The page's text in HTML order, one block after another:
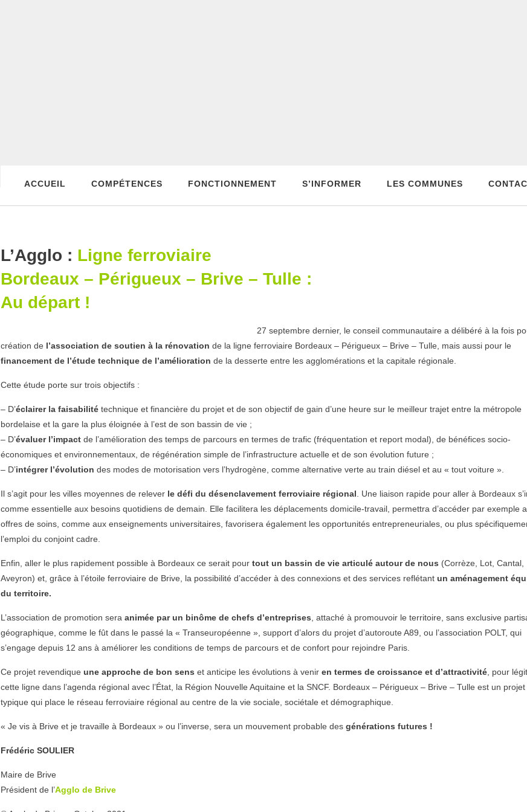
ACCUEIL COMPÉTENCES FONCTIONNEMENT S’INFORMER LES COMMUNES
L’Agglo : Ligne ferroviaire
Bordeaux – Périgueux – Brive – Tulle :
Au départ !
27 septembre dernier, le conseil communautaire a délibéré à la fois
création de l’association de soutien à la rénovation de la ligne ferroviaire Bordeaux – Périgueux – Brive – Tulle, mais aussi pour le
financement de l’étude technique de l’amélioration de la desserte entre les agglomérations et la capitale régionale.
Cette étude porte sur trois objectifs :
– D’éclairer la faisabilitétechnique et financière du projet et de son objectif de gain d’une heure sur le meilleur trajet entre la métropole
bordelaise et la gare la plus éloignée à l’est de son bassin de vie ;
– D’évaluer l’impactde l’amélioration des temps de parcours en termes de trafic (fréquentation et report modal), de bénéfices socio-
économiques et environnementaux, de régénération simple de l’infrastructure actuelle et de son évolution future ;
– D’intégrer l’évolution des modes de motorisation vers l’hydrogène, comme alternative verte au train diésel et au « tout voiture ».
Il s’agit pour les villes moyennes de relever le défi du désenclavement ferroviaire régional . Une liaison rapide pour aller à Bordeaux
comme essentielle aux besoins quotidiens de demain. Elle facilitera les déplacements domicile-travail, permettra d’accéder par exemple
offres de soins, comme aux enseignements universitaires, favorisera également les opportunités entrepreneuriales, ou plus
l’emploi du conjoint cadre.
Enfin, aller le plus rapidement possible à Bordeaux ce serait pour tout un bassin de vie articulé autour de nous (Corrèze, Lot, Cantal,
Aveyron) et, grâce à l’étoile ferroviaire de Brive, la possibilité d’accéder à des connexions et des services reflétant un aménagement
du territoire.
L’association de promotion sera animée par un binôme de chefs d’entreprises , attaché à promouvoir le territoire, sans exclusive
géographique, comme le fût dans le passé la « Transeuropéenne », support d’alors du projet d’autoroute A89, ou l’association POLT, qui
s’engage depuis 12 ans à améliorer les conditions de temps de parcours et de confort pour rejoindre Paris.
Ce projet revendique une approche de bon sens et anticipe les évolutions à venir en termes de croissance et d’attractivité, pour
cette ligne dans l’agenda régional avec l’État, la Région Nouvelle Aquitaine et la SNCF. Bordeaux – Périgueux – Brive – Tulle est un projet
typique qui place le réseau ferroviaire régional au centre de la vie sociale, sociétale et démographique.
« Je vis à Brive et je travaille à Bordeaux » ou l’inverse, sera un mouvement probable des générations futures !
Frédéric SOULIER
Maire de Brive
Président de l’Agglo de Brive